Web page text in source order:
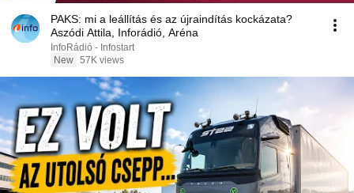
PAKS: mi a leállítás és az újraindítás kockázata?
Aszódi Attila, Inforádió, Aréna
InfoRádió - Infostart
New 57K views